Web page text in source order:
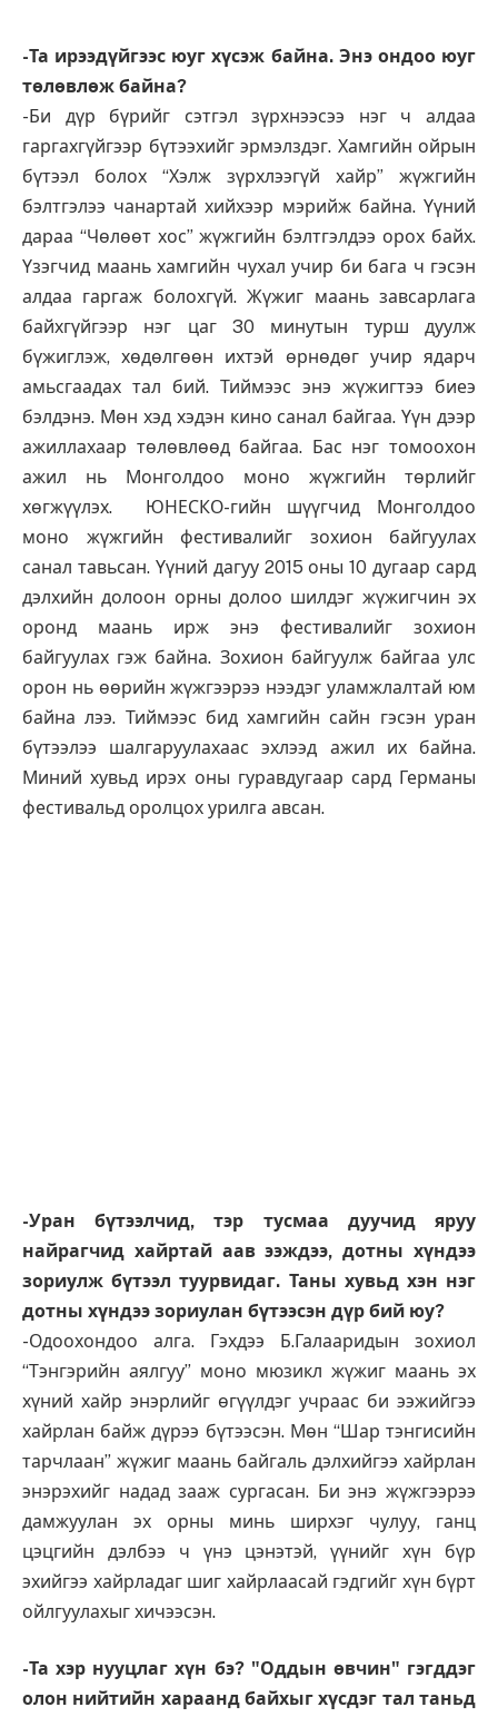
-Та ирээдүйгээс юуг хүсэж байна. Энэ ондоо юуг
төлөвлөж байна?
-Би дүр бүрийг сэтгэл зүрхнээсээ нэг ч алдаа
гаргахгүйгээр бүтээхийг эрмэлздэг. Хамгийн ойрын
бүтээл болох “Хэлж зүрхлээгүй хайр” жүжгийн
бэлтгэлээ чанартай хийхээр мэрийж байна. Үүний
дараа “Чөлөөт хос” жүжгийн бэлтгэлдээ орох байх.
Үзэгчид маань хамгийн чухал учир би бага ч гэсэн
алдаа гаргаж болохгүй. Жүжиг маань завсарлага
байхгүйгээр нэг цаг 30 минутын турш дуулж
бүжиглэж, хөдөлгөөн ихтэй өрнөдөг учир ядарч
амьсгаадах тал бий. Тиймээс энэ жүжигтээ биеэ
бэлдэнэ. Мөн хэд хэдэн кино санал байгаа. Үүн дээр
ажиллахаар төлөвлөөд байгаа. Бас нэг томоохон
ажил нь Монголдоо моно жүжгийн төрлийг
хөгжүүлэх. ЮНЕСКО-гийн шүүгчид Монголдоо
моно жүжгийн фестивалийг зохион байгуулах
санал тавьсан. Үүний дагуу 2015 оны 10 дугаар сард
дэлхийн долоон орны долоо шилдэг жүжигчин эх
оронд маань ирж энэ фестивалийг зохион
байгуулах гэж байна. Зохион байгуулж байгаа улс
орон нь өөрийн жүжгээрээ нээдэг уламжлалтай юм
байна лээ. Тиймээс бид хамгийн сайн гэсэн уран
бүтээлээ шалгаруулахаас эхлээд ажил их байна.
Миний хувьд ирэх оны гуравдугаар сард Германы
фестивальд оролцох урилга авсан.
-Уран бүтээлчид, тэр тусмаа дуучид яруу
найрагчид хайртай аав ээждээ, дотны хүндээ
зориулж бүтээл туурвидаг. Таны хувьд хэн нэг
дотны хүндээ зориулан бүтээсэн дүр бий юу?
-Одоохондоо алга. Гэхдээ Б.Галааридын зохиол
“Тэнгэрийн аялгуу” моно мюзикл жүжиг маань эх
хүний хайр энэрлийг өгүүлдэг учраас би ээжийгээ
хайрлан байж дүрээ бүтээсэн. Мөн “Шар тэнгисийн
тарчлаан” жүжиг маань байгаль дэлхийгээ хайрлан
энэрэхийг надад зааж сургасан. Би энэ жүжгээрээ
дамжуулан эх орны минь ширхэг чулуу, ганц
цэцгийн дэлбээ ч үнэ цэнэтэй, үүнийг хүн бүр
эхийгээ хайрладаг шиг хайрлаасай гэдгийг хүн бүрт
ойлгуулахыг хичээсэн.
-Та хэр нууцлаг хүн бэ? "Оддын өвчин" гэгддэг
олон нийтийн хараанд байхыг хүсдэг тал таньд